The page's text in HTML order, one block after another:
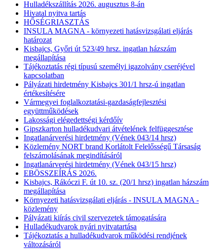
Hulladékszállítás 2026. augusztus 8-án
Hivatal nyitva tartás
HŐSÉGRIASZTÁS
INSULA MAGNA - környezeti hatásvizsgálati eljárás
határozat
Kisbajcs, Győri út 523/49 hrsz. ingatlan házszám
megállapítása
Tájékoztatás régi típusú személyi igazolvány cseréjével
kapcsolatban
Pályázati hirdetmény Kisbajcs 301/1 hrsz-ú ingatlan
értékesítésére
Vármegyei foglalkoztatási-gazdaságfejlesztési
együttműködések
Lakossági elégedettségi kérdőív
Gipszkarton hulladékudvari átvételének felfüggesztése
Ingatlanárverési hirdetmény (Vének 043/14 hrsz)
Közlemény NORT brand Korlátolt Felelősségű Társaság
felszámolásának megindításáról
Ingatlanárverési hirdetmény (Vének 043/15 hrsz)
EBÖSSZEÍRÁS 2026.
Kisbajcs, Rákóczi F. út 10. sz. (20/1 hrsz) ingatlan házszám
megállapítása
Környezeti hatásvizsgálati eljárás - INSULA MAGNA -
közlemény
Pályázati kiírás civil szervezetek támogatására
Hulladékudvarok nyári nyitvatartása
Tájékoztatás a hulladékudvarok működési rendjének
változásáról